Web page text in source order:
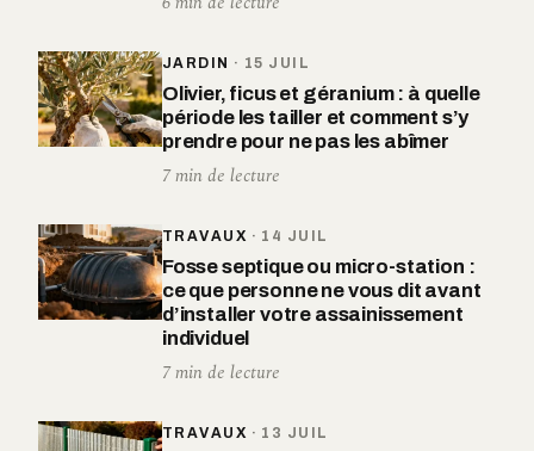
JARDIN · 15 JUIL
Olivier, ficus et géranium : à quelle
période les tailler et comment s’y
prendre pour ne pas les abîmer
7 min de lecture
TRAVAUX · 14 JUIL
Fosse septique ou micro-station :
ce que personne ne vous dit avant
d’installer votre assainissement
individuel
7 min de lecture
TRAVAUX · 13 JUIL